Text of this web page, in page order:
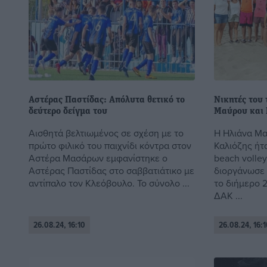
Αστέρας Παστίδας: Απόλυτα θετικό το
δεύτερο δείγμα του
Αισθητά βελτιωμένος σε σχέση με το
πρώτο φιλικό του παιχνίδι κόντρα στον
Αστέρα Μασάρων εμφανίστηκε ο
Αστέρας Παστίδας στο σαββατιάτικο με
αντίπαλο τον Κλεόβουλο. Το σύνολο ...
26.08.24, 16:10
Νικητές
Μαύρου και
Η Ηλιάνα
Καλιόζης
beach volley
το διήμερο
ΔΑΚ ...
26.08.24,